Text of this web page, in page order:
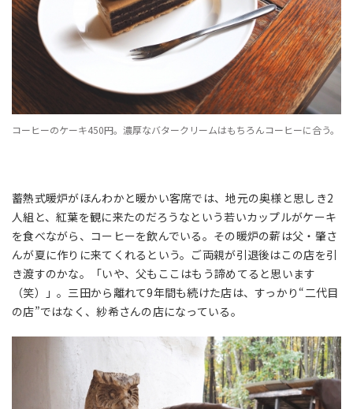
コーヒーのケーキ450円。濃厚なバタークリームはもちろんコーヒーに合う。
蓄熱式暖炉がほんわかと暖かい客席では、地元の奥様と思しき2
人組と、紅葉を観に来たのだろうなという若いカップルがケーキ
を食べながら、コーヒーを飲んでいる。その暖炉の薪は父・肇さ
んが夏に作りに来てくれるという。ご両親が引退後はこの店を引
き渡すのかな。「いや、父もここはもう諦めてると思います
（笑）」。三田から離れて9年間も続けた店は、すっかり“二代目
の店”ではなく、紗希さんの店になっている。